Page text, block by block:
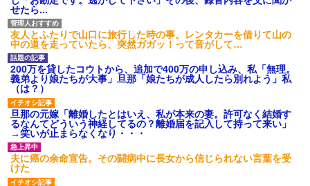
せたら...
友人とふたりで山口に旅行した時の事。レンタカーを借りて山の
中の道を走っていたら、突然ガガッ！って音がして…
200万を貸したコウトから、追加で400万の申し込み、私「無理。
義弟より娘たちが大事」旦那「娘たちが成人したら別れよう」私
（は？）
旦那の元嫁「離婚したとはいえ、私が本来の妻。許可なく結婚す
るなんてどういう神経してるの？離婚届を記入して持って来い」
→笑いが止まらなくなり・・・
夫に癌の余命宣告。その闘病中に長女から信じられない言葉を受
けた